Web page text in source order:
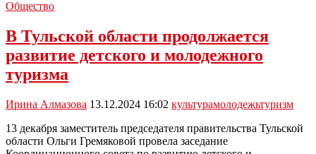
учредят
знак
для
молодëжи
Общество
В Тульской области продолжается
развитие детского и молодежного
туризма
Ирина Алмазова 13.12.2024 16:02 культурамолодежьтуризм
13 декабря заместитель председателя правительства Тульской
области Ольги Гремяковой провела заседание